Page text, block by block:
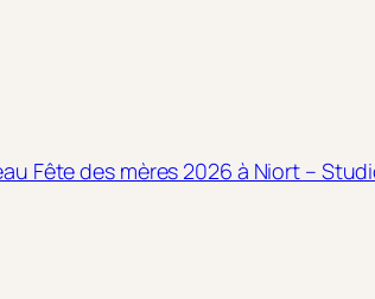
Fête des mères 2026 à Niort –